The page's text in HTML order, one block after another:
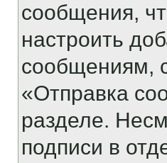
сообщения,
настроить
сообщениям,
«Отправка
разделе.
подписи в